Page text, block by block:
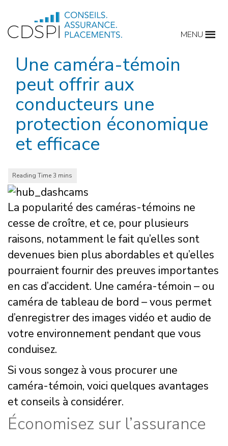
content
MENU
Une caméra-témoin
peut offrir aux
conducteurs une
protection économique
et efficace
La popularité des caméras-témoins ne
cesse de croître, et ce, pour plusieurs
raisons, notamment le fait qu’elles sont
devenues bien plus abordables et qu’elles
pourraient fournir des preuves importantes
en cas d’accident. Une caméra-témoin – ou
caméra de tableau de bord – vous permet
d’enregistrer des images vidéo et audio de
votre environnement pendant que vous
conduisez.
Si vous songez à vous procurer une
caméra-témoin, voici quelques avantages
et conseils à considérer.
Économisez sur l’assurance